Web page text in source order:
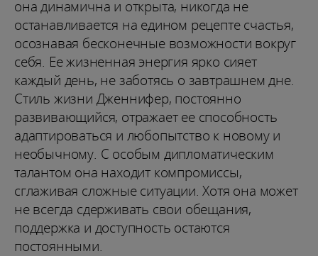
она динамична и открыта, никогда не
останавливается на едином рецепте счастья,
осознавая бесконечные возможности вокруг
себя. Ее жизненная энергия ярко сияет
каждый день, не заботясь о завтрашнем дне.
Стиль жизни Дженнифер, постоянно
развивающийся, отражает ее способность
адаптироваться и любопытство к новому и
необычному. С особым дипломатическим
талантом она находит компромиссы,
сглаживая сложные ситуации. Хотя она может
не всегда сдерживать свои обещания,
поддержка и доступность остаются
постоянными.